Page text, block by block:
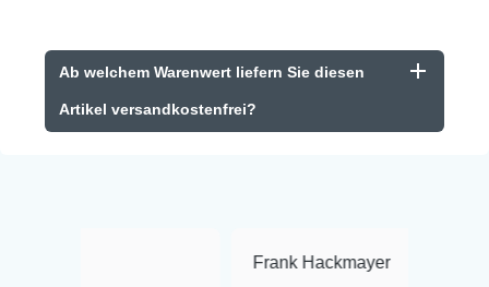
Ab welchem Warenwert liefern Sie diesen
Artikel versandkostenfrei?
Frank Hackmayer ★★★★